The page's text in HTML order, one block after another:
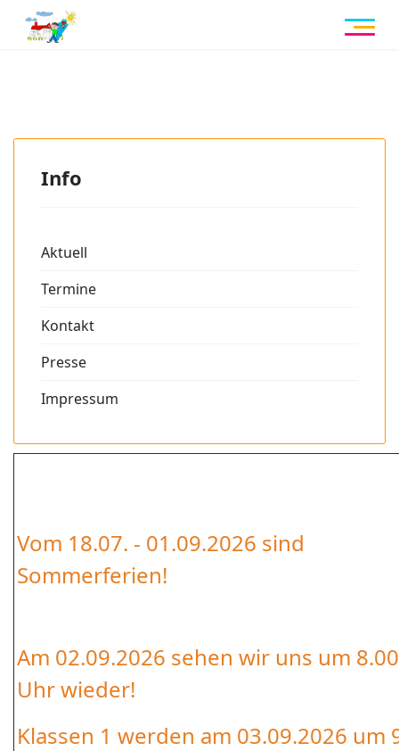
Info
Aktuell
Termine
Kontakt
Presse
Impressum
Vom 18.07. - 01.09.2026 sind
Sommerferien!
Am 02.09.2026 sehen wir uns um 8.00
Uhr wieder!
Klassen 1 werden am 03.09.2026 um